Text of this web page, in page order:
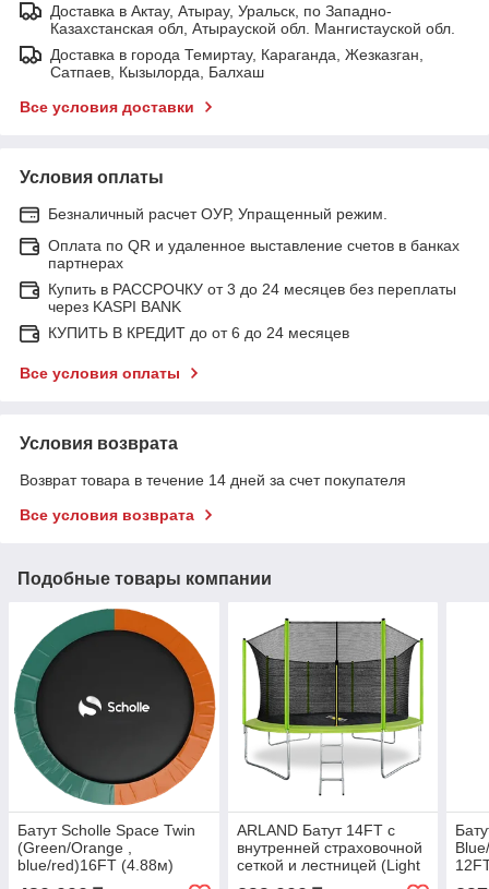
Доставка в Актау, Атырау, Уральск, по Западно-
Казахстанская обл, Атырауской обл. Мангистауской обл.
Доставка в города Темиртау, Караганда, Жезказган,
Сатпаев, Кызылорда, Балхаш
Все условия доставки
Условия оплаты
Безналичный расчет ОУР, Упращенный режим.
Оплата по QR и удаленное выставление счетов в банках
партнерах
Купить в РАССРОЧКУ от 3 до 24 месяцев без переплаты
через KASPI BANK
КУПИТЬ В КРЕДИТ до от 6 до 24 месяцев
Все условия оплаты
Условия возврата
Возврат товара в течение 14 дней за счет покупателя
Все условия возврата
Подобные товары компании
Батут Scholle Space Twin
(Green/Orange ,
blue/red)16FT (4.88м)
ARLAND Батут 14FT с
внутренней страховочной
сеткой и лестницей (Light